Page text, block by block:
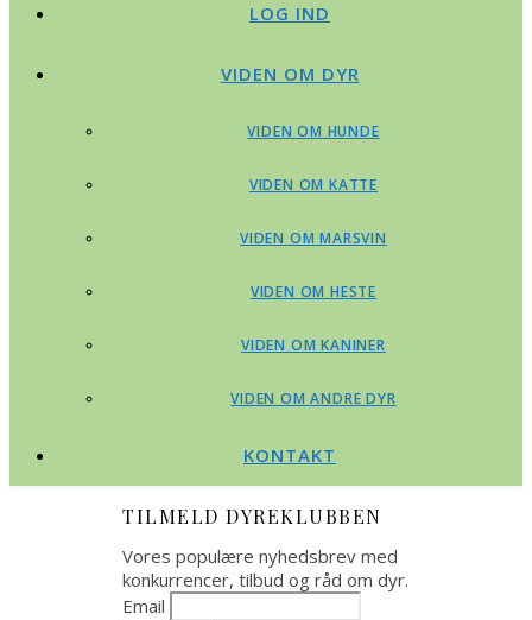
LOG IND
VIDEN OM DYR
VIDEN OM HUNDE
VIDEN OM KATTE
VIDEN OM MARSVIN
VIDEN OM HESTE
VIDEN OM KANINER
VIDEN OM ANDRE DYR
KONTAKT
TILMELD DYREKLUBBEN
Vores populære nyhedsbrev med
konkurrencer, tilbud og råd om dyr.
Email